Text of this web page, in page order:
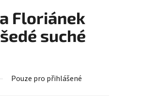
Floriánek
suché
Pouze pro přihlášené